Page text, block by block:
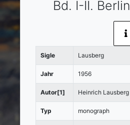
Bd. I-II. Berlin
Sigle Lausberg
Jahr 1956
Autor[1] Heinrich Lausberg
Typ monograph